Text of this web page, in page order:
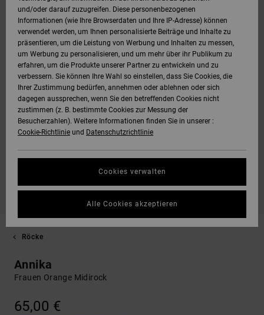
Röcke
Annika
Frauen Orange Midirock
65,00 €
und/oder darauf zuzugreifen. Diese personenbezogenen
Informationen (wie Ihre Browserdaten und Ihre IP-Adresse) können
verwendet werden, um Ihnen personalisierte Beiträge und Inhalte zu
präsentieren, um die Leistung von Werbung und Inhalten zu messen,
um Werbung zu personalisieren, und um mehr über ihr Publikum zu
erfahren, um die Produkte unserer Partner zu entwickeln und zu
verbessern. Sie können Ihre Wahl so einstellen, dass Sie Cookies, die
Ihrer Zustimmung bedürfen, annehmen oder ablehnen oder sich
dagegen aussprechen, wenn Sie den betreffenden Cookies nicht
zustimmen (z. B. bestimmte Cookies zur Messung der
Besucherzahlen). Weitere Informationen finden Sie in unserer :
Cookie-Richtlinie und Datenschutzrichtlinie
Cookies verwalten
Alle Cookies akzeptieren